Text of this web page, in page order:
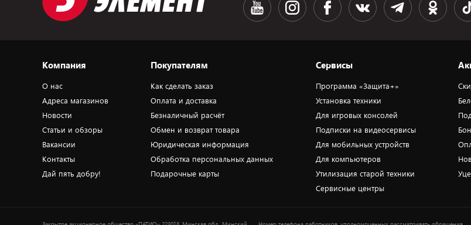
Компания
О нас
Адреса магазинов
Новости
Статьи и обзоры
Вакансии
Контакты
Дай пять добру!
Покупателям
Как сделать заказ
Оплата и доставка
Безналичный расчёт
Обмен и возврат товара
Юридическая информация
Обработка персональных данных
Подарочные карты
Сервисы
Программа «Защита+»
Установка техники
Для игровых консолей
Подписки на видеосервисы
Для мобильных устройств
Для компьютеров
Утилизация старой техники
Сервисные центры